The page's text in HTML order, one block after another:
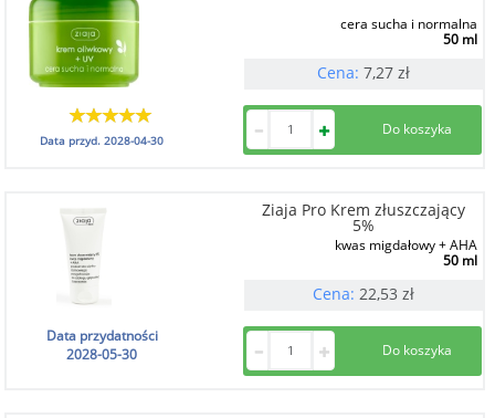
cera sucha i normalna
50 ml
Cena: 7,27 zł
Data przyd.2028-04-30
Ziaja Pro Krem złuszczający
5%
kwas migdałowy + AHA
50 ml
Cena: 22,53 zł
Data przydatności
2028-05-30